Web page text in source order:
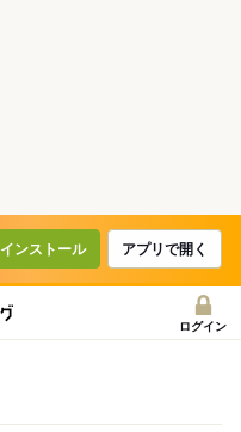
インストール アプリで開く
ログイン